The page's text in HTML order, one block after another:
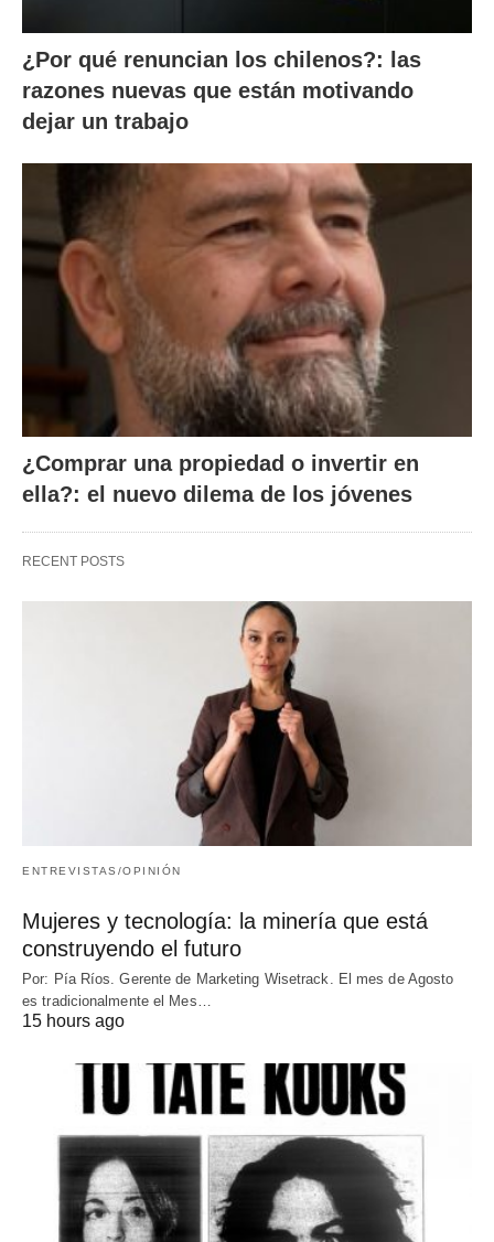
¿Por qué renuncian los chilenos?: las
razones nuevas que están motivando
dejar un trabajo
¿Comprar una propiedad o invertir en
ella?: el nuevo dilema de los jóvenes
RECENT POSTS
ENTREVISTAS/OPINIÓN
Mujeres y tecnología: la minería que está
construyendo el futuro
Por: Pía Ríos. Gerente de Marketing Wisetrack. El mes de Agosto
es tradicionalmente el Mes…
15 hours ago